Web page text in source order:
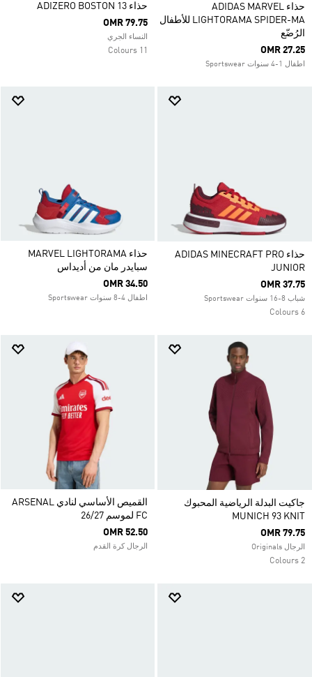
حذاء ADIDAS MARVEL
LIGHTORAMA SPIDER-MA للأطفال
الرُضّع
OMR 27.25
اطفال 1-4 سنوات Sportswear
حذاء ADIZERO BOSTON 13
OMR 79.75
النساء الجري
11 Colours
حذاء ADIDAS MINECRAFT PRO
JUNIOR
OMR 37.75
شباب 8-16 سنوات Sportswear
6 Colours
حذاء MARVEL LIGHTORAMA
سبايدر مان من أديداس
OMR 34.50
اطفال 4-8 سنوات Sportswear
جاكيت البدلة الرياضية المحبوك
MUNICH 93 KNIT
OMR 79.75
الرجال Originals
2 Colours
القميص الأساسي لنادي ARSENAL
FC لموسم 26/27
OMR 52.50
الرجال كرة القدم